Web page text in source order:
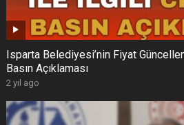
Isparta Belediyesi’nin Fiyat
Basın Açıklaması
2 yıl ago